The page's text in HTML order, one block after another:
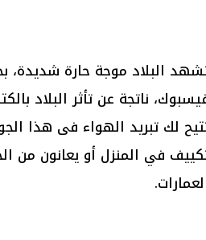
البلاد موجة حارة شديدة،
ناتجة عن تأثر البلاد
لك تبريد الهواء فى هذا
في المنزل أو يعانون من